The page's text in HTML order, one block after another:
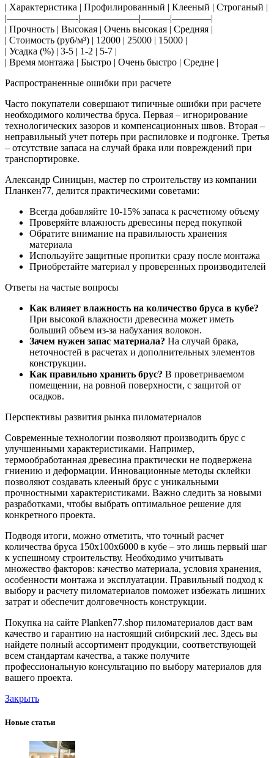
| Характеристика | Профилированный | Клееный | Строганый |
|———————-|——————|———|————|
| Прочность | Высокая | Очень высокая | Средняя |
| Стоимость (руб/м³) | 12000 | 25000 | 15000 |
| Усадка (%) | 3-5 | 1-2 | 5-7 |
| Время монтажа | Быстро | Очень быстро | Средне |
Распространенные ошибки при расчете
Часто покупатели совершают типичные ошибки при расчете
необходимого количества бруса. Первая – игнорирование
технологических зазоров и компенсационных швов. Вторая –
неправильный учет потерь при распиловке и подгонке. Третья
– отсутствие запаса на случай брака или повреждений при
транспортировке.
Александр Синицын, мастер по строительству из компании
Планкен77, делится практическими советами:
Всегда добавляйте 10-15% запаса к расчетному объему
Проверяйте влажность древесины перед покупкой
Обратите внимание на правильность хранения
материала
Используйте защитные пропитки сразу после монтажа
Приобретайте материал у проверенных производителей
Ответы на частые вопросы
Как влияет влажность на количество бруса в кубе?
При высокой влажности древесина может иметь
больший объем из-за набухания волокон.
Зачем нужен запас материала? На случай брака,
неточностей в расчетах и дополнительных элементов
конструкции.
Как правильно хранить брус? В проветриваемом
помещении, на ровной поверхности, с защитой от
осадков.
Перспективы развития рынка пиломатериалов
Современные технологии позволяют производить брус с
улучшенными характеристиками. Например,
термообработанная древесина практически не подвержена
гниению и деформации. Инновационные методы склейки
позволяют создавать клееный брус с уникальными
прочностными характеристиками. Важно следить за новыми
разработками, чтобы выбрать оптимальное решение для
конкретного проекта.
Подводя итоги, можно отметить, что точный расчет
количества бруса 150х100х6000 в кубе – это лишь первый шаг
к успешному строительству. Необходимо учитывать
множество факторов: качество материала, условия хранения,
особенности монтажа и эксплуатации. Правильный подход к
выбору и расчету пиломатериалов поможет избежать лишних
затрат и обеспечит долговечность конструкции.
Покупка на сайте Planken77.shop пиломатериалов даст вам
качество и гарантию на настоящий сибирский лес. Здесь вы
найдете полный ассортимент продукции, соответствующей
всем стандартам качества, а также получите
профессиональную консультацию по выбору материалов для
вашего проекта.
Закрыть
Новые статьи